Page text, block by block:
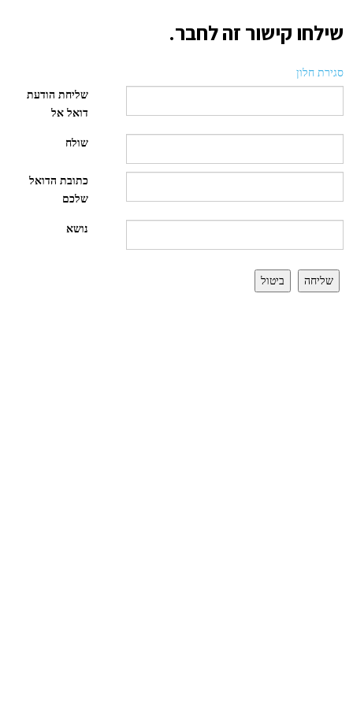
שילחו קישור זה לחבר.
סגירת חלון
שליחת הודעת
דואל אל
שולח
כתובת הדואל
שלכם
נושא
שליחה ביטול